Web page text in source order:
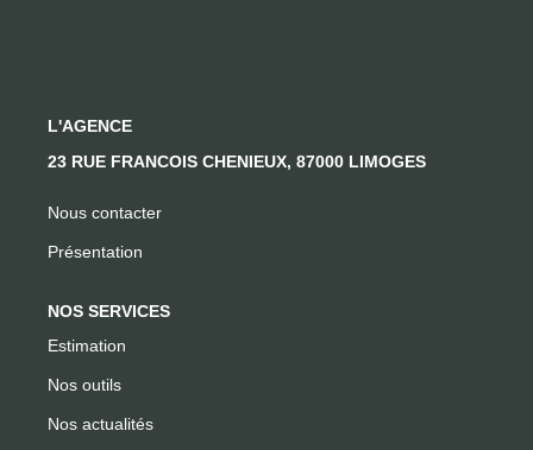
L'AGENCE
23 RUE FRANCOIS CHENIEUX, 87000 LIMOGES
Nous contacter
Présentation
NOS SERVICES
Estimation
Nos outils
Nos actualités